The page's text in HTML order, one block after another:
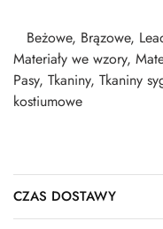
Beżowe, Brązowe,
Materiały we wzory,
Pasy, Tkaniny, Tkaniny
kostiumowe
CZAS DOSTAWY